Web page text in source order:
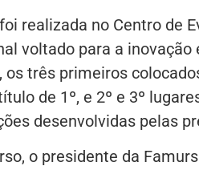
realizada no Centro de
voltado para a
os três primeiros
de 1º, e 2º e 3º
desenvolvidas pelas
o presidente da